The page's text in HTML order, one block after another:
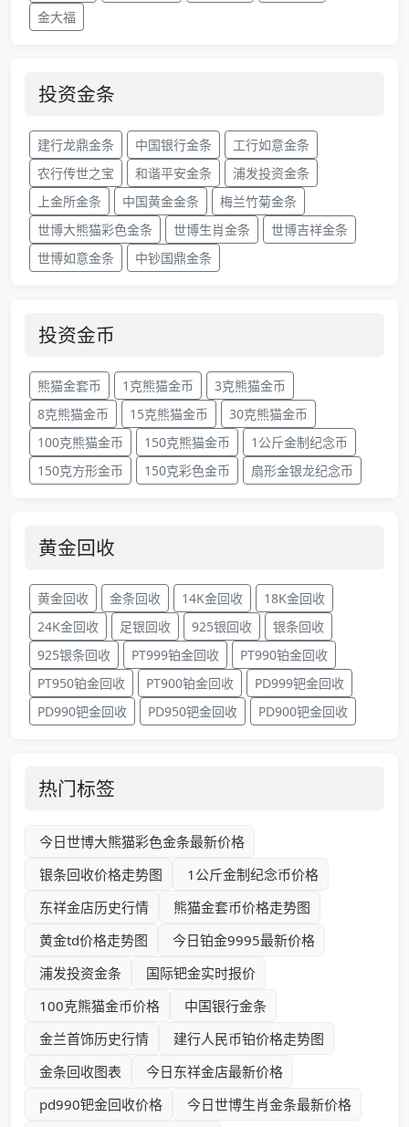
金大福
投资金条
建行龙鼎金条 中国银行金条
工行如意金条
农行传世之宝
和谐平安金条
浦发投资金条
上金所金条
中国黄金金条
梅兰竹菊金条
世博大熊猫彩色金条
世博生肖金条
世博吉祥金条
世博如意金条
中钞国鼎金条
投资金币
熊猫金套币 1克熊猫金币
3克熊猫金币
8克熊猫金币
15克熊猫金币
30克熊猫金币
100克熊猫金币
150克熊猫金币
1公斤金制纪念币
150克方形金币
150克彩色金币 扇形金银龙纪念币
黄金回收
黄金回收 金条回收 14K金回收
18K金回收
24K金回收
足银回收 925银回收
银条回收
925银条回收
PT999铂金回收
PT990铂金回收
PT950铂金回收
PT900铂金回收
PD999钯金回收
PD990钯金回收
PD950钯金回收 PD900钯金回收
热门标签
今日世博大熊猫彩色金条最新价格
银条回收价格走势图
1公斤金制纪念币价格
东祥金店历史行情
熊猫金套币价格走势图
黄金td价格走势图
今日铂金9995最新价格
浦发投资金条
国际钯金实时报价
100克熊猫金币价格
中国银行金条
金兰首饰历史行情
建行人民币铂价格走势图
金条回收图表
今日东祥金店最新价格
pd990钯金回收价格
今日世博生肖金条最新价格